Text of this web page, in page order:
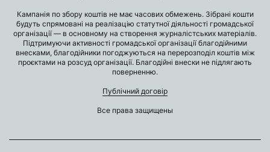
Кампанія по збору коштів не має часових обмежень. Зібрані кошти
будуть спрямовані на реалізацію статутної діяльності громадської
організації — в основному на створення журналістських матеріалів.
Підтримуючи активності громадської організації благодійними
внесками, благодійники погоджуються на перерозподіл коштів між
проєктами на розсуд організації. Благодійні внески не підлягають
поверненню.
Публічний договір
Все права защищены